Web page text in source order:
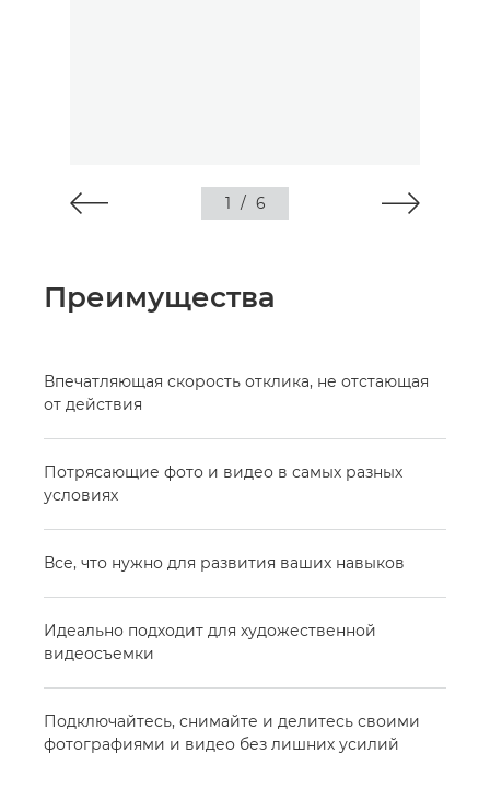
1 / 6
Преимущества
Впечатляющая скорость отклика, не отстающая
от действия
Потрясающие фото и видео в самых разных
условиях
Все, что нужно для развития ваших навыков
Идеально подходит для художественной
видеосъемки
Подключайтесь, снимайте и делитесь своими
фотографиями и видео без лишних усилий